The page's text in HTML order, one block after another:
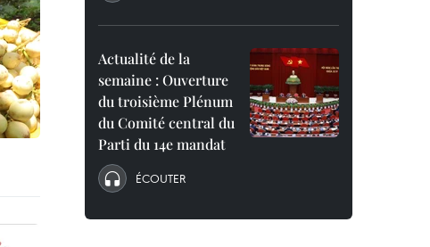
Actualité de la
semaine : Ouverture
du troisième Plénum
du Comité central du
Parti du 14e mandat
ÉCOUTER